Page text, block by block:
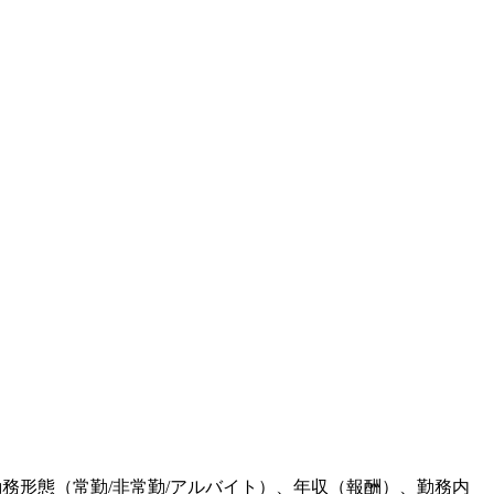
形態（常勤/非常勤/アルバイト）、年収（報酬）、勤務内